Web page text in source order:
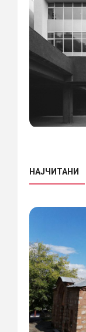
НАЈЧИТАНИ